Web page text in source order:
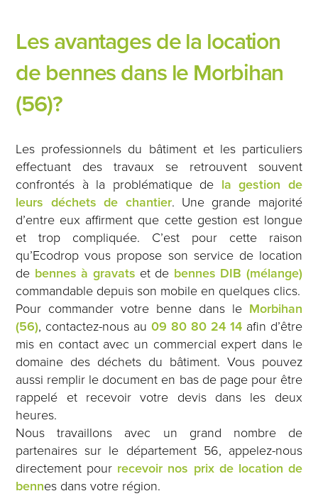
Les avantages de la location
de bennes dans le Morbihan
(56)?
Les professionnels du bâtiment et les particuliers
effectuant des travaux se retrouvent souvent
confrontés à la problématique de la gestion de
leurs déchets de chantier. Une grande majorité
d’entre eux affirment que cette gestion est longue
et trop compliquée. C’est pour cette raison
qu’Ecodrop vous propose son service de location
de bennes à gravats et de bennes DIB (mélange)
commandable depuis son mobile en quelques clics.
Pour commander votre benne dans le Morbihan
(56), contactez-nous au 09 80 80 24 14afin d’être
mis en contact avec un commercial expert dans le
domaine des déchets du bâtiment. Vous pouvez
aussi remplir le document en bas de page pour être
rappelé et recevoir votre devis dans les deux
heures.
Nous travaillons avec un grand nombre de
partenaires sur le département 56, appelez-nous
directement pour recevoir nos prix de location de
bennes dans votre région.